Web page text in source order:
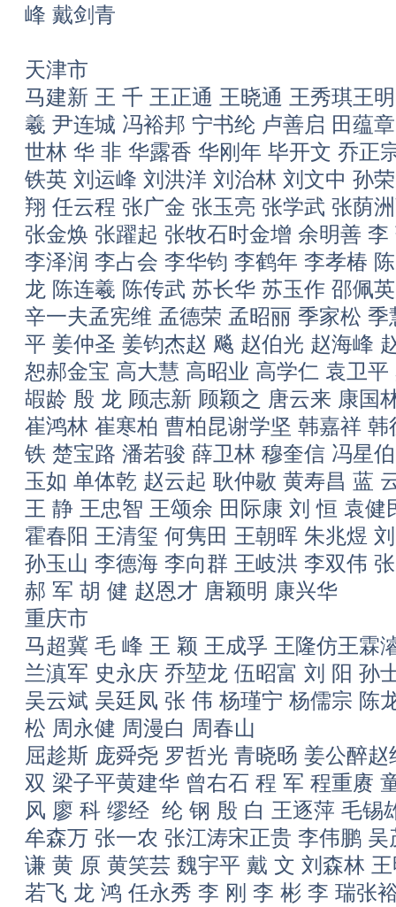
峰 戴剑青
天津市
马建新 王 千 王正通 王晓通 王秀琪王
羲 尹连城 冯裕邦 宁书纶 卢善启 田蕴
世林 华 非 华露香 华刚年 毕开文 乔正
铁英 刘运峰 刘洪洋 刘治林 刘文中 孙
翔 任云程 张广金 张玉亮 张学武 张荫
张金焕 张躍起 张牧石时金增 余明善
李泽润 李占会 李华钧 李鹤年 李孝椿
龙 陈连羲 陈传武 苏长华 苏玉作 邵佩
辛一夫孟宪维 孟德荣 孟昭丽 季家松
平 姜仲圣 姜钧杰赵 飚 赵伯光 赵海峰
恕郝金宝 高大慧 高昭业 高学仁 袁卫
嘏龄 殷 龙 顾志新 顾颖之 唐云来 康国
崔鸿林 崔寒柏 曹柏昆谢学坚 韩嘉祥
铁 楚宝路 潘若骏 薛卫林 穆奎信 冯星
玉如 单体乾 赵云起 耿仲敭 黄寿昌 蓝
王 静 王忠智 王颂余 田际康 刘 恒 袁健
霍春阳 王清玺 何隽田 王朝晖 朱兆煜
孙玉山 李德海 李向群 王岐洪 李双伟
郝 军 胡 健 赵恩才 唐颖明 康兴华
重庆市
马超冀 毛 峰 王 颖 王成孚 王隆仿王霖
兰滇军 史永庆 乔堃龙 伍昭富 刘 阳 孙
吴云斌 吴廷凤 张 伟 杨瑾宁 杨儒宗 陈
松 周永健 周漫白 周春山
屈趁斯 庞舜尧 罗哲光 青晓旸 姜公醉
双 梁子平黄建华 曾右石 程 军 程重赓
风 廖 科 缪经 纶 钢 殷 白 王逐萍 毛锡
牟森万 张一农 张江涛宋正贵 李伟鹏
谦 黄 原 黄笑芸 魏宇平 戴 文 刘森林
若飞 龙 鸿 任永秀 李 刚 李 彬 李 瑞张